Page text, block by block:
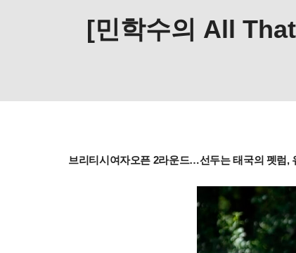
[민학수의 All
브리티시여자오픈 2라운드…선두는 태국의 펫럼,